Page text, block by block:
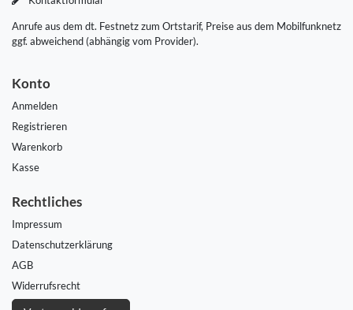
Anrufe aus dem dt. Festnetz zum Ortstarif, Preise aus dem Mobilfunknetz
ggf. abweichend (abhängig vom Provider).
Konto
Anmelden
Registrieren
Warenkorb
Kasse
Rechtliches
Impressum
Daten­schutz­erklärung
AGB
Widerrufs­recht